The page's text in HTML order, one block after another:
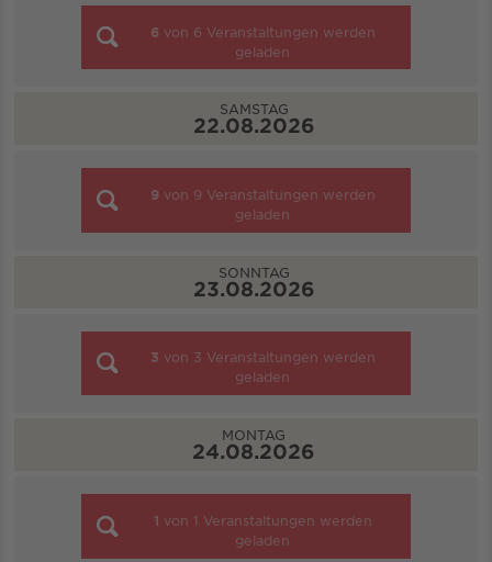
6 von 6 Veranstaltungen werden
geladen
SAMSTAG
22.08.2026
9 von 9 Veranstaltungen werden
geladen
SONNTAG
23.08.2026
3 von 3 Veranstaltungen werden
geladen
MONTAG
24.08.2026
1 von 1 Veranstaltungen werden
geladen